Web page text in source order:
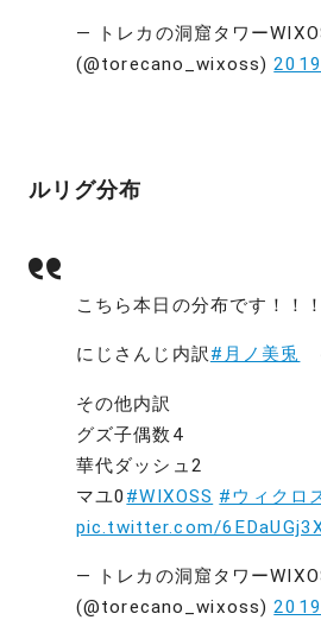
— トレカの洞窟タワー
(@torecano_wixoss)
ルリグ分布
こちら本日の分布です！！
にじさんじ内訳 #月ノ美兎
その他内訳
グズ子偶数4
華代ダッシュ2
マユ0 #WIXOSS #ウィクロ
pic.twitter.com/
— トレカの洞窟タワー
(@torecano_wixoss)